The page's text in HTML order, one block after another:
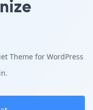
Theme for WordPress